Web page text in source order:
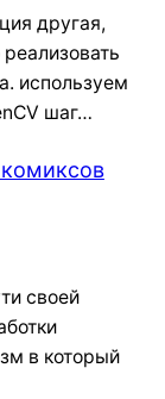
другая,
используем
шаг…
своей
в который